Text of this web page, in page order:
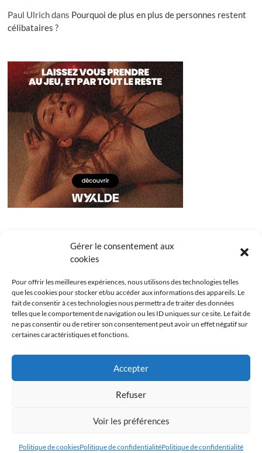
Gérer le consentement aux
cookies
Pour offrir les meilleures expériences, nous utilisons des technologies telles
que les cookies pour stocker et/ou accéder aux informations des appareils. Le
fait de consentir à ces technologies nous permettra de traiter des données
telles que le comportement de navigation ou les ID uniques sur ce site. Le fait de
ne pas consentir ou de retirer son consentement peut avoir un effet négatif sur
certaines caractéristiques et fonctions.
Accepter
Refuser
Voir les préférences
Politique de cookiesPolitique de confidentialitéPolitique de confidentialité
Paul Ulrichdans Pourquoi de plus en plus de personnes restent
célibataires ?
Politique de cookies (UE)
| Designed by:Theme Freesia|WordPress